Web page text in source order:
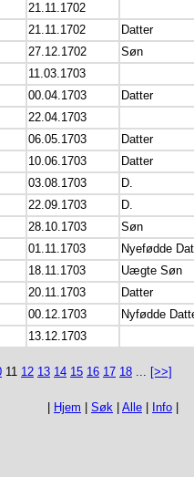
21.11.1702
21.11.1702 Datter
27.12.1702 Søn
11.03.1703
00.04.1703 Datter
22.04.1703
06.05.1703 Datter
10.06.1703 Datter
03.08.1703 D.
22.09.1703 D.
28.10.1703 Søn
01.11.1703 Nyefødde
18.11.1703 Uægte Søn
20.11.1703 Datter
00.12.1703 Nyfødde
13.12.1703
11 12 13 14 15 16 17 18 ... [>>]
Hjem Søk Alle Info